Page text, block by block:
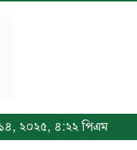
২০২৫, ৪:২২ পিএম